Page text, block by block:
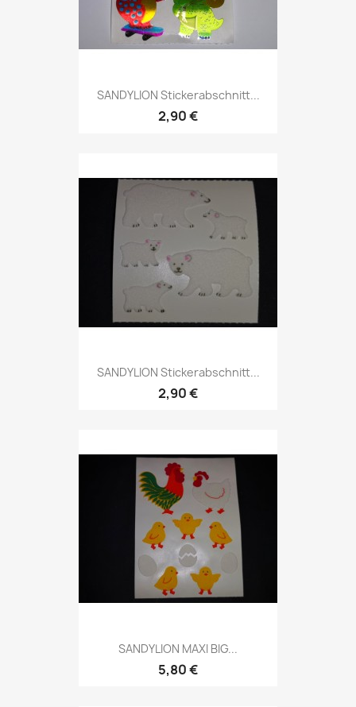
SANDYLION Stickerabschnitt...
2,90 €
SANDYLION Stickerabschnitt...
2,90 €
SANDYLION MAXI BIG...
5,80 €